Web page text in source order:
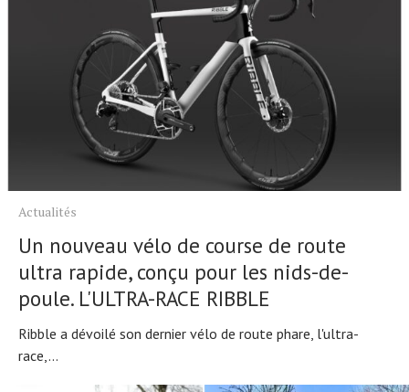
Actualités
Un nouveau vélo de course de route
ultra rapide, conçu pour les nids-de-
poule. L'ULTRA-RACE RIBBLE
Ribble a dévoilé son dernier vélo de route phare, l'ultra-
race,...